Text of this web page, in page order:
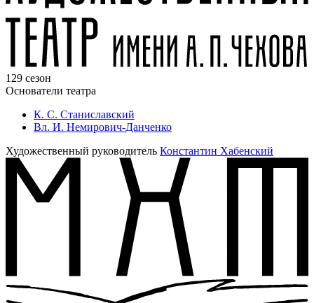
129 сезон
Основатели театра
К. С. Станиславский
Вл. И. Немирович-Данченко
Художественный руководитель Константин Хабенский